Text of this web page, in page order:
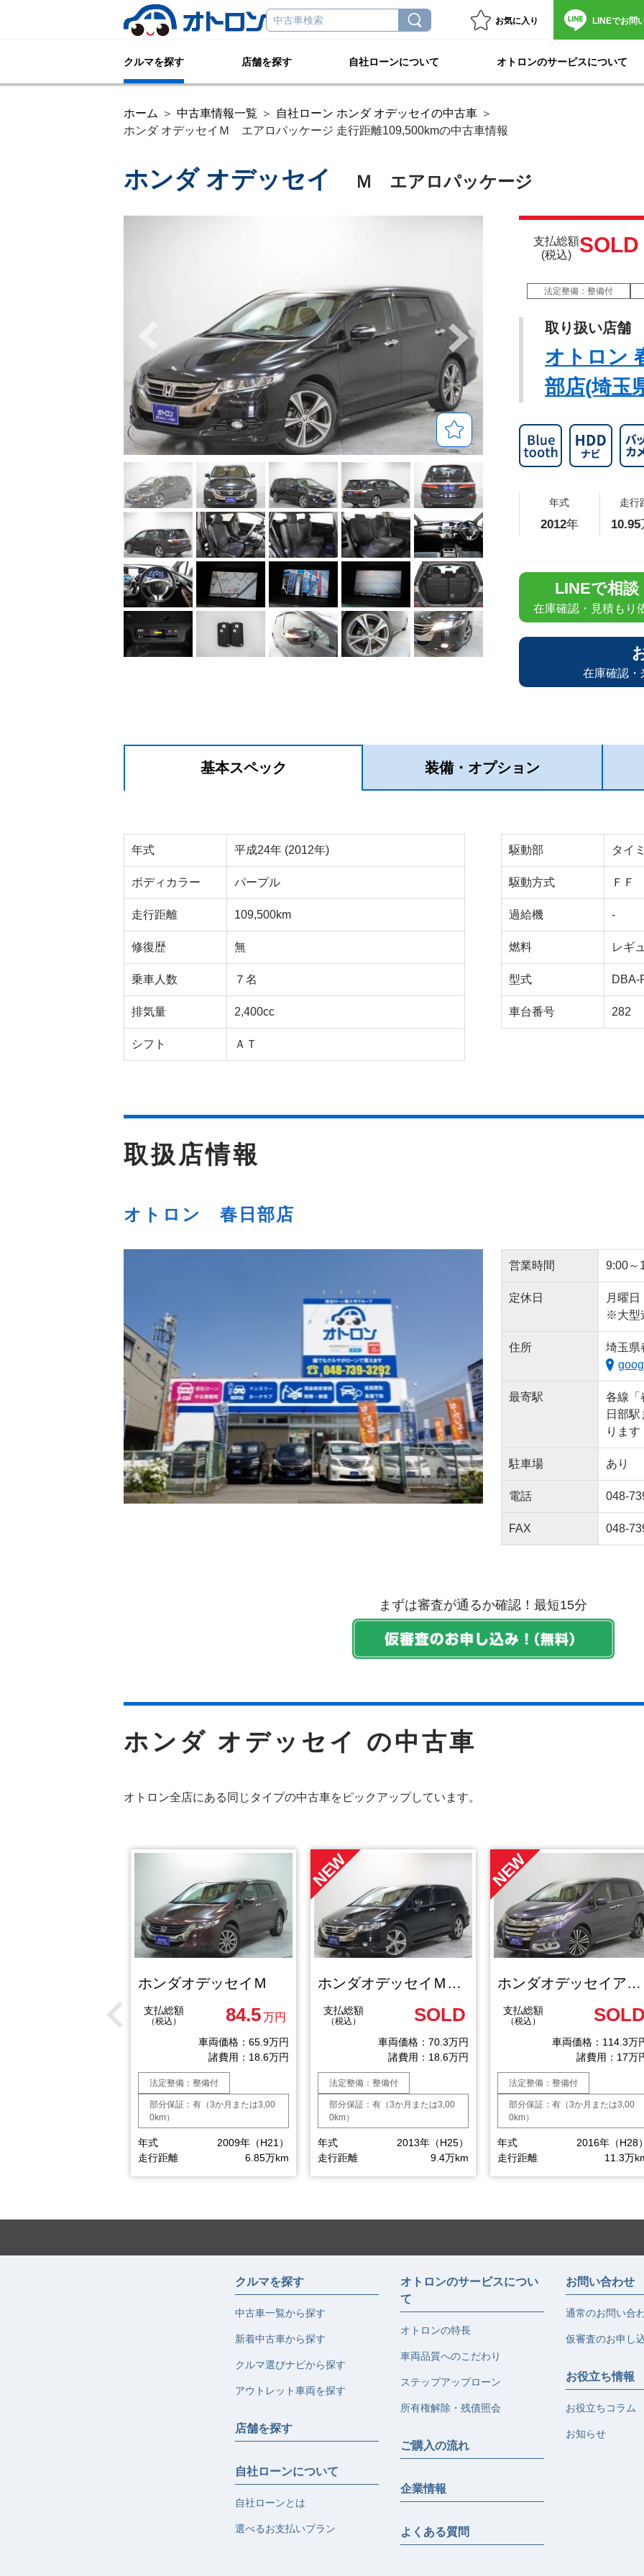
お気に入り LINEでお問
クルマを探す 店舗を探す 自社ローンについて オトロンのサービスについて
ホーム 中古車情報一覧
自社ローン ホンダ オデッセイの中古車
ホンダ オデッセイＭ エアロパッケージ 走行距離109,500kmの中古車情報
ホンダ オデッセイ Ｍ エアロパッケージ
支払総額
(税込)
SOLD
法定整備：整備付
取り扱い店舗
オトロン
部店(埼玉
年式
2012年
走行
10.95
LINEで相談
在庫確認・見積もり
在庫確認・
基本スペック 装備・オプション
年式 平成24年 (2012年)
ボディカラー パープル
走行距離 109,500km
修復歴 無
乗車人数 ７名
排気量 2,400cc
シフト ＡＴ
駆動部 タイ
駆動方式 ＦＦ
過給機 -
燃料 レギ
型式 DBA-
車台番号 282
取扱店情報
オトロン 春日部店
営業時間 9:00～
定休日
月曜日
※大型
住所
埼玉県
最寄駅
各線「
日部
ります
駐車場 あり
電話 048-
FAX 048-
まずは審査が通るか確認！最短15分
ホンダ オデッセイ の中古車
オトロン全店にある同じタイプの中古車をピックアップしています。
ホンダオデッセイＭ
支払総額
（税込） 84.5万円
車両価格：65.9万円
諸費用：18.6万円
法定整備：整備付
部分保証：有（3か月または3,00
0km）
年式
2009年（H21）
走行距離
6.85万km
ホンダオデッセイＭＸ エアロパッケージ
支払総額
（税込） SOLD
車両価格：70.3万円
諸費用：18.6万円
法定整備：整備付
部分保証：有（3か月または3,00
0km）
年式
2013年（H25）
走行距離
9.4万km
ホンダオデッセイアブソルート ＥＸ ホンダ センシング
支払総額
（税込） SOLD
車両価格：114.3万
諸費用：17万
法定整備：整備付
部分保証：有（3か月または3,00
0km）
年式
2016年（H28）
走行距離
11.3万
クルマを探す
中古車一覧から探す
新着中古車から探す
クルマ選びナビから探す
アウトレット車両を探す
店舗を探す
自社ローンについて
自社ローンとは
選べるお支払いプラン
オトロンのサービスについ
て
オトロンの特長
車両品質へのこだわり
ステップアップローン
所有権解除・残債照会
ご購入の流れ
企業情報
よくある質問
お問い合わせ
通常のお問い合
仮審査のお申し
お役立ち情報
お役立ちコラム
お知らせ